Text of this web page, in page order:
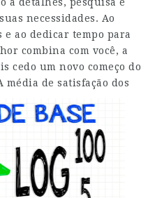
necessidades. Ao
ao dedicar tempo para
combina com você, a
cedo um novo começo do
média de satisfação dos